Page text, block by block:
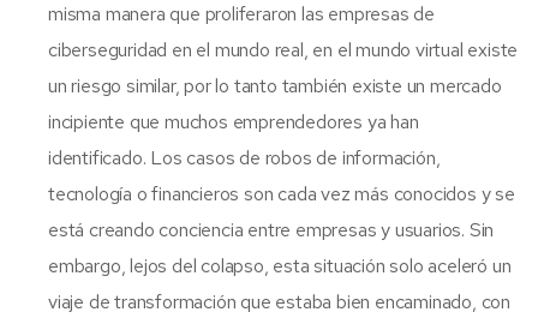
misma manera que proliferaron las empresas de
ciberseguridad en el mundo real, en el mundo virtual existe
un riesgo similar, por lo tanto también existe un mercado
incipiente que muchos emprendedores ya han
identificado. Los casos de robos de información,
tecnología o financieros son cada vez más conocidos y se
está creando conciencia entre empresas y usuarios. Sin
embargo, lejos del colapso, esta situación solo aceleró un
viaje de transformación que estaba bien encaminado, con